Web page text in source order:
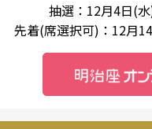
抽選：12月4日(
先着(席選択可)：12月